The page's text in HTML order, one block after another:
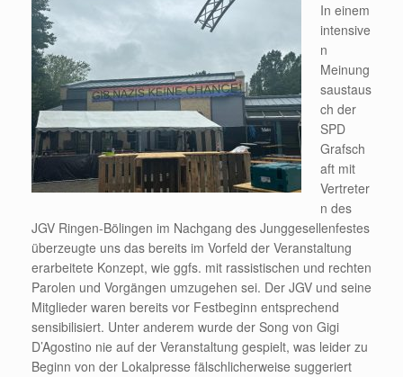
In einem
intensive
n
Meinung
saustaus
ch der
SPD
Grafsch
aft mit
Vertreter
n des
JGV Ringen-Bölingen im Nachgang des Junggesellenfestes
überzeugte uns das bereits im Vorfeld der Veranstaltung
erarbeitete Konzept, wie ggfs. mit rassistischen und rechten
Parolen und Vorgängen umzugehen sei. Der JGV und seine
Mitglieder waren bereits vor Festbeginn entsprechend
sensibilisiert. Unter anderem wurde der Song von Gigi
D’Agostino nie auf der Veranstaltung gespielt, was leider zu
Beginn von der Lokalpresse fälschlicherweise suggeriert